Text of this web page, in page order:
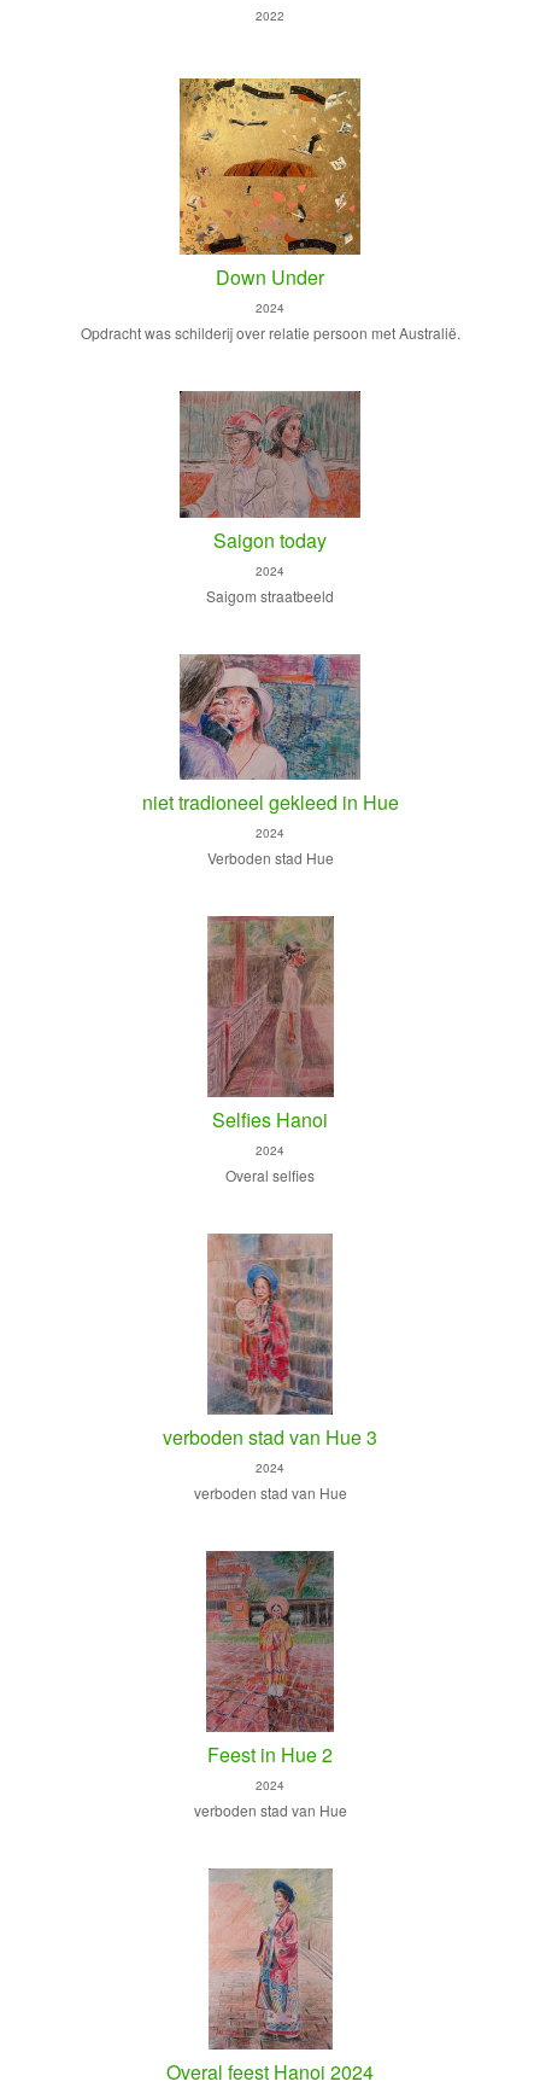
2022
Down Under
2024
Opdracht was schilderij over relatie persoon met Australië.
Saigon today
2024
Saigom straatbeeld
niet tradioneel gekleed in Hue
2024
Verboden stad Hue
Selfies Hanoi
2024
Overal selfies
verboden stad van Hue 3
2024
verboden stad van Hue
Feest in Hue 2
2024
verboden stad van Hue
Overal feest Hanoi 2024